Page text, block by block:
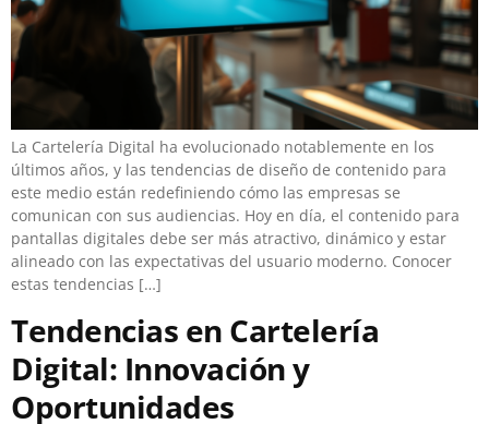
La Cartelería Digital ha evolucionado notablemente en los
últimos años, y las tendencias de diseño de contenido para
este medio están redefiniendo cómo las empresas se
comunican con sus audiencias. Hoy en día, el contenido para
pantallas digitales debe ser más atractivo, dinámico y estar
alineado con las expectativas del usuario moderno. Conocer
estas tendencias […]
Tendencias en Cartelería
Digital: Innovación y
Oportunidades